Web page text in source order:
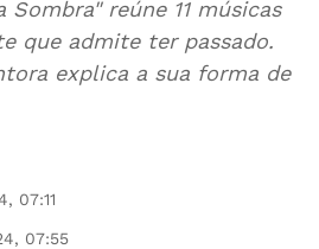
Sombra" reúne 11 músicas
que admite ter passado.
explica a sua forma de
07:11
07:55